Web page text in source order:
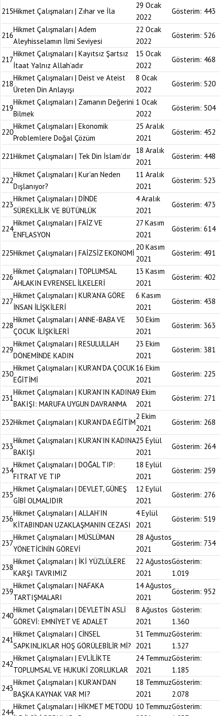
215Hikmet Çalışmaları | Zıhar ve İla
29 Ocak
2022
Gösterim: 443
216
Hikmet Çalışmaları | Adem
Aleyhisselamın İlmi Seviyesi
22 Ocak
2022
Gösterim: 526
217
Hikmet Çalışmaları | Kayıtsız Şartsız
İtaat Yalnız Allah’adır
15 Ocak
2022
Gösterim: 468
218
Hikmet Çalışmaları | Deist ve Ateist
Üreten Din Anlayışı
8 Ocak
2022
Gösterim: 520
219
Hikmet Çalışmaları | Zamanın Değerini
Bilmek
1 Ocak
2022
Gösterim: 504
220
Hikmet Çalışmaları | Ekonomik
Problemlere Doğal Çözüm
25 Aralık
2021
Gösterim: 452
221Hikmet Çalışmaları | Tek Din İslam’dır
18 Aralık
2021
Gösterim: 448
222
Hikmet Çalışmaları | Kur’an Neden
Dışlanıyor?
11 Aralık
2021
Gösterim: 523
223
Hikmet Çalışmaları | DİNDE
SÜREKLİLİK VE BÜTÜNLÜK
4 Aralık
2021
Gösterim: 473
224
Hikmet Çalışmaları | FAİZ VE
ENFLASYON
27 Kasım
2021
Gösterim: 614
225Hikmet Çalışmaları | FAİZSİZ EKONOMİ
20 Kasım
2021
Gösterim: 491
226
Hikmet Çalışmaları | TOPLUMSAL
AHLAKIN EVRENSEL İLKELERİ
13 Kasım
2021
Gösterim: 402
227
Hikmet Çalışmaları | KUR’AN’A GÖRE
İNSAN İLİŞKİLERİ
6 Kasım
2021
Gösterim: 438
228
Hikmet Çalışmaları | ANNE-BABA VE
ÇOCUK İLİŞKİLERİ
30 Ekim
2021
Gösterim: 363
229
Hikmet Çalışmaları | RESULULLAH
DÖNEMİNDE KADIN
23 Ekim
2021
Gösterim: 381
230
Hikmet Çalışmaları | KUR’AN’DA ÇOCUK
EĞİTİMİ
16 Ekim
2021
Gösterim: 225
231
Hikmet Çalışmaları | KUR’AN’IN KADINA
BAKIŞI: MARUFA UYGUN DAVRANMA
9 Ekim
2021
Gösterim: 271
232Hikmet Çalışmaları | KUR’AN’DA EĞİTİM
2 Ekim
2021
Gösterim: 268
233
Hikmet Çalışmaları | KUR’AN’IN KADINA
BAKIŞI
25 Eylül
2021
Gösterim: 264
234
Hikmet Çalışmaları | DOĞAL TIP:
FITRAT VE TIP
18 Eylül
2021
Gösterim: 259
235
Hikmet Çalışmaları | DEVLET, GÜNEŞ
GİBİ OLMALIDIR
12 Eylül
2021
Gösterim: 276
236
Hikmet Çalışmaları | ALLAH’IN
KİTABINDAN UZAKLAŞMANIN CEZASI
4 Eylül
2021
Gösterim: 519
237
Hikmet Çalışmaları | MÜSLÜMAN
YÖNETİCİNİN GÖREVİ
28 Ağustos
2021
Gösterim: 734
238
Hikmet Çalışmaları | İKİ YÜZLÜLERE
KARŞI TAVRIMIZ
22 Ağustos
2021
Gösterim:
1.019
239
Hikmet Çalışmaları | NAFAKA
TARTIŞMALARI
14 Ağustos
2021
Gösterim: 952
240
Hikmet Çalışmaları | DEVLETİN ASLİ
GÖREVİ: EMNİYET VE ADALET
8 Ağustos
2021
Gösterim:
1.360
241
Hikmet Çalışmaları | CİNSEL
SAPKINLIKLAR HOŞ GÖRÜLEBİLİR Mİ?
31 Temmuz
2021
Gösterim:
1.327
242
Hikmet Çalışmaları | EVLİLİKTE
TOPLUMSAL VE HUKUKİ ZORLUKLAR
24 Temmuz
2021
Gösterim:
1.185
243
Hikmet Çalışmaları | KUR’AN’DAN
BAŞKA KAYNAK VAR MI?
18 Temmuz
2021
Gösterim:
2.078
244
Hikmet Çalışmaları | HİKMET METODU 10 TemmuzGösterim: